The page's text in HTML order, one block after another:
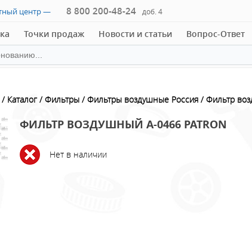
центр — 8 800 200-48-24 доб. 4
Точки продаж Новости и статьи Вопрос-Ответ
Каталог Фильтры Фильтры воздушные Россия Фильтр
ФИЛЬТР ВОЗДУШНЫЙ A-0466 PATRON
Нет в наличии